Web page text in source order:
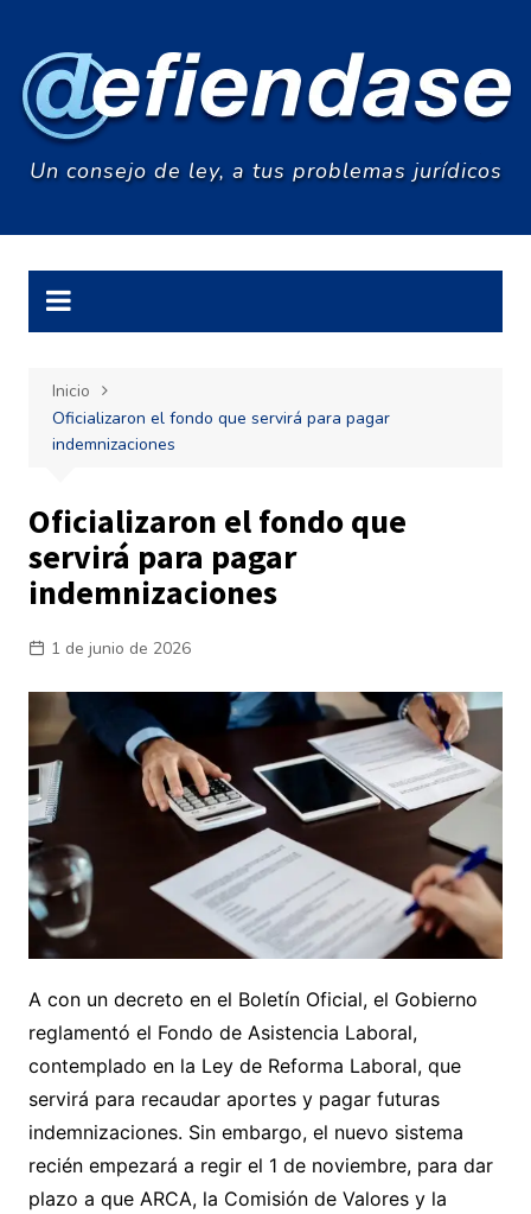
contenido
Un consejo de ley, a tus problemas jurídicos
Inicio
Oficializaron el fondo que servirá para pagar
indemnizaciones
Oficializaron el fondo que
servirá para pagar
indemnizaciones
1 de junio de 2026
A con un decreto en el Boletín Oficial, el Gobierno
reglamentó el Fondo de Asistencia Laboral,
contemplado en la Ley de Reforma Laboral, que
servirá para recaudar aportes y pagar futuras
indemnizaciones. Sin embargo, el nuevo sistema
recién empezará a regir el 1 de noviembre, para dar
plazo a que ARCA, la Comisión de Valores y la